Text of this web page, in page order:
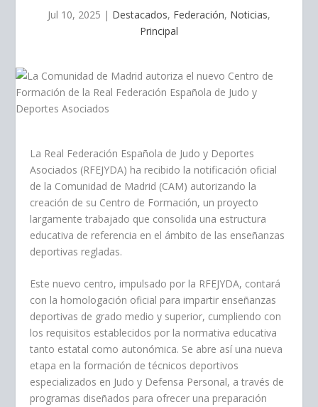
Jul 10, 2025 | Destacados, Federación, Noticias,
Principal
La Real Federación Española de Judo y Deportes
Asociados (RFEJYDA) ha recibido la notificación oficial
de la Comunidad de Madrid (CAM) autorizando la
creación de su Centro de Formación, un proyecto
largamente trabajado que consolida una estructura
educativa de referencia en el ámbito de las enseñanzas
deportivas regladas.
Este nuevo centro, impulsado por la RFEJYDA, contará
con la homologación oficial para impartir enseñanzas
deportivas de grado medio y superior, cumpliendo con
los requisitos establecidos por la normativa educativa
tanto estatal como autonómica. Se abre así una nueva
etapa en la formación de técnicos deportivos
especializados en Judo y Defensa Personal, a través de
programas diseñados para ofrecer una preparación